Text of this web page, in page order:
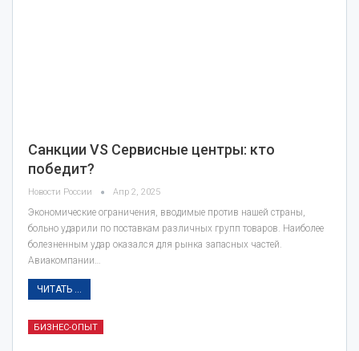
Санкции VS Сервисные центры: кто
победит?
Новости России Апр 2, 2025
Экономические ограничения, вводимые против нашей страны,
больно ударили по поставкам различных групп товаров. Наиболее
болезненным удар оказался для рынка запасных частей.
Авиакомпании…
ЧИТАТЬ ...
БИЗНЕС-ОПЫТ